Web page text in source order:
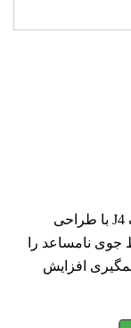
مه شکن جلو جک J4 مه شکن جلو خودرو جک J4 با طراحی
جوی نامساعد را
افزایش